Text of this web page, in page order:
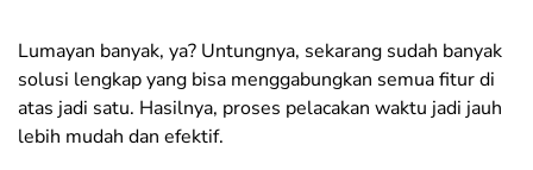
Lumayan banyak, ya? Untungnya, sekarang sudah banyak
solusi lengkap yang bisa menggabungkan semua fitur di
atas jadi satu. Hasilnya, proses pelacakan waktu jadi jauh
lebih mudah dan efektif.